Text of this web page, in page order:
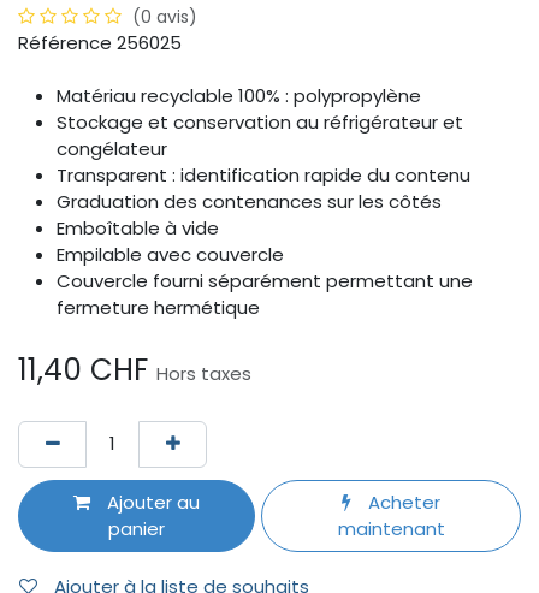
(0 avis)
Référence 256025
Matériau recyclable 100% : polypropylène
Stockage et conservation au réfrigérateur et
congélateur
Transparent : identification rapide du contenu
Graduation des contenances sur les côtés
Emboîtable à vide
Empilable avec couvercle
Couvercle fourni séparément permettant une
fermeture hermétique
11,40 CHF Hors taxes
Ajouter au
panier
Acheter
maintenant
Ajouter à la liste de souhaits